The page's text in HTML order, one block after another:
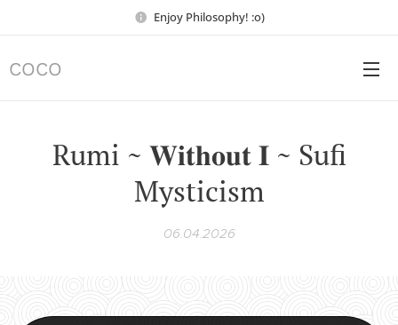
Enjoy Philosophy! :o)
COCO
Rumi ~ 𝐖𝐢𝐭𝐡𝐨𝐮𝐭 𝐈 ~ Sufi
Mysticism
06.04.2026